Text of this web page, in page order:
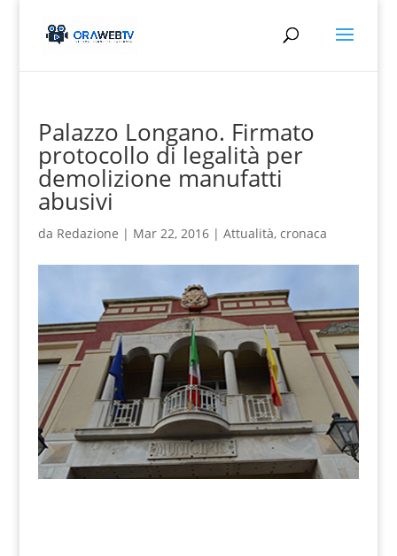
Palazzo Longano. Firmato
protocollo di legalità per
demolizione manufatti
abusivi
da Redazione | Mar 22, 2016| Attualità, cronaca